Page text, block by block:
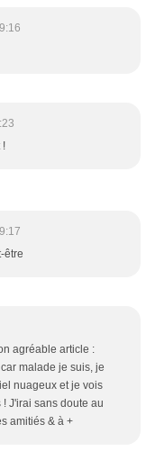
!
être
agréable article :
malade je suis, je
nuageux et je vois
J'irai sans doute au
amitiés & à +